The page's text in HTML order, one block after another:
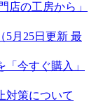
店の工房から」
5月25日更新 最
今すぐ購入」
対策について